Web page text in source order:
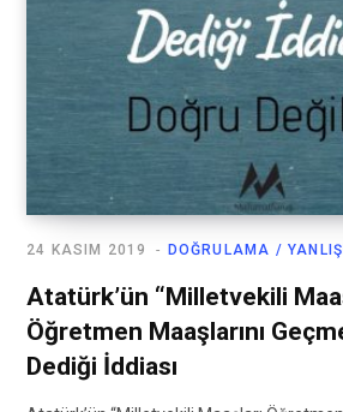
DOĞRULAMA /
24 KASIM 2019
Atatürk’ün “Milletvekili
Öğretmen Maaşlarını
Dediği İddiası